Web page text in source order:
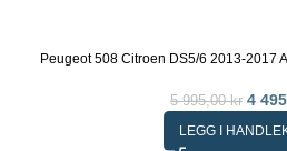
Peugeot 508 Citroen DS5/6 2013-2017
5 995,00kr 4
LEGG I